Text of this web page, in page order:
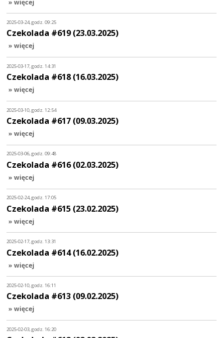
2025-03-24, godz. 09:25
Czekolada #619 (23.03.2025)
» więcej
2025-03-17, godz. 14:31
Czekolada #618 (16.03.2025)
» więcej
2025-03-10, godz. 12:54
Czekolada #617 (09.03.2025)
» więcej
2025-03-06, godz. 09:48
Czekolada #616 (02.03.2025)
» więcej
2025-02-24, godz. 17:05
Czekolada #615 (23.02.2025)
» więcej
2025-02-17, godz. 13:31
Czekolada #614 (16.02.2025)
» więcej
2025-02-10, godz. 16:11
Czekolada #613 (09.02.2025)
» więcej
2025-02-03, godz. 16:20